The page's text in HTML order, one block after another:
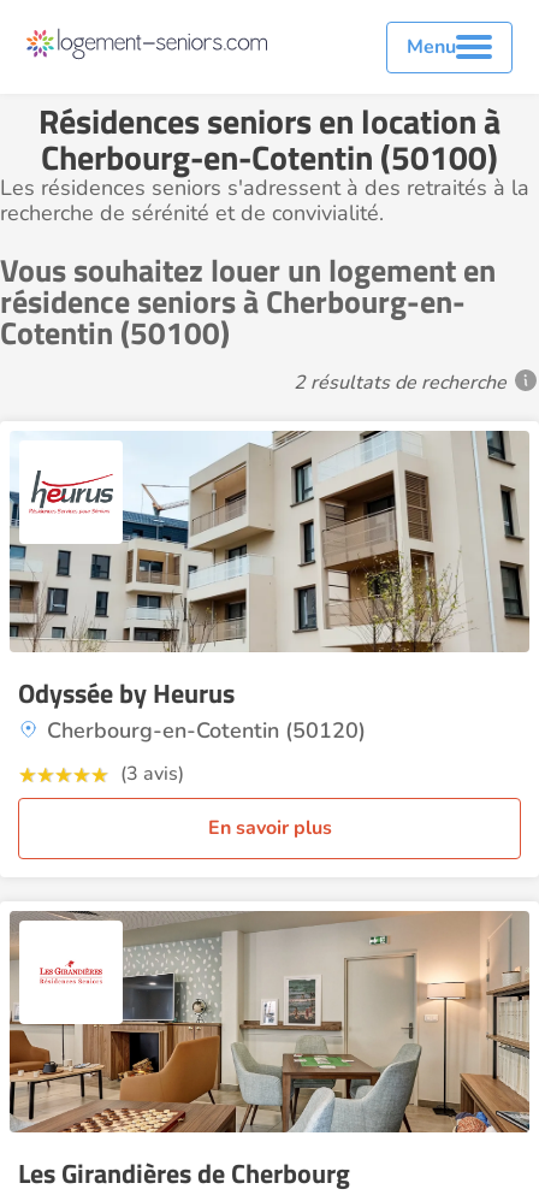
Menu
Résidences seniors en location à
Cherbourg-en-Cotentin (50100)
Les résidences seniors s'adressent à des retraités à la
recherche de sérénité et de convivialité.
Vous souhaitez louer un logement en
résidence seniors à Cherbourg-en-
Cotentin (50100)
2 résultats de recherche
Odyssée by Heurus
Cherbourg-en-Cotentin (50120)
(3 avis)
En savoir plus
Les Girandières de Cherbourg